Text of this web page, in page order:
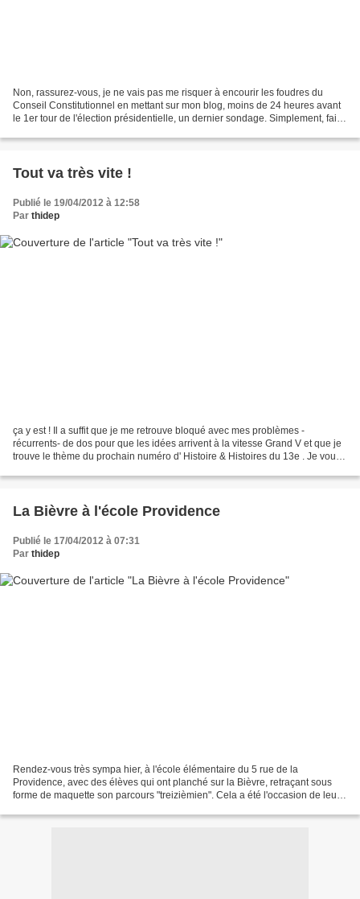
Non, rassurez-vous, je ne vais pas me risquer à encourir les foudres du
Conseil Constitutionnel en mettant sur mon blog, moins de 24 heures avant
le 1er tour de l'élection présidentielle, un dernier sondage. Simplement, faire
Tout va très vite !
Publié le 19/04/2012 à 12:58
Par thidep
ça y est ! Il a suffit que je me retrouve bloqué avec mes problèmes -
récurrents- de dos pour que les idées arrivent à la vitesse Grand V et que je
trouve le thème du prochain numéro d' Histoire & Histoires du 13e . Je vous
La Bièvre à l'école Providence
Publié le 17/04/2012 à 07:31
Par thidep
Rendez-vous très sympa hier, à l'école élémentaire du 5 rue de la
Providence, avec des élèves qui ont planché sur la Bièvre, retraçant sous
forme de maquette son parcours "treizièmien". Cela a été l'occasion de leur